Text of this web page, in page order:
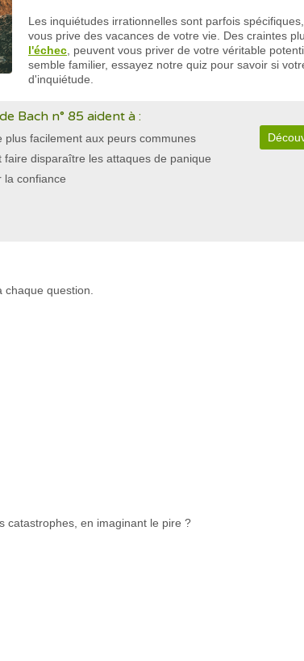
Les inquiétudes irrationnelles sont parfois
vous prive des vacances de votre vie. Des craintes
l'échec , peuvent vous priver de votre véritable
semble familier, essayez notre quiz pour savoir si
d'inquiétude.
Bach n° 85 aident à :
plus facilement aux peurs communes
faire disparaître les attaques de panique
la confiance
question.
catastrophes, en imaginant le pire ?